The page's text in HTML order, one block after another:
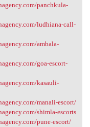
panchkula-
ludhiana-call-
ambala-
goa-escort-
kasauli-
manali-escort/
shimla-escorts
pune-escort/